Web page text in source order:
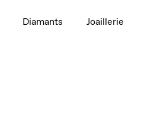
Diamants Joaillerie